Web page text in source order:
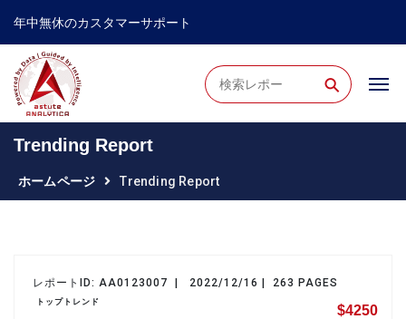
年中無休のカスタマーサポート
⚲
Trending Report
ホームページ Trending Report
レポートID: AA0123007 | 2022/12/16 | 263 PAGES
トップトレンド
$4250